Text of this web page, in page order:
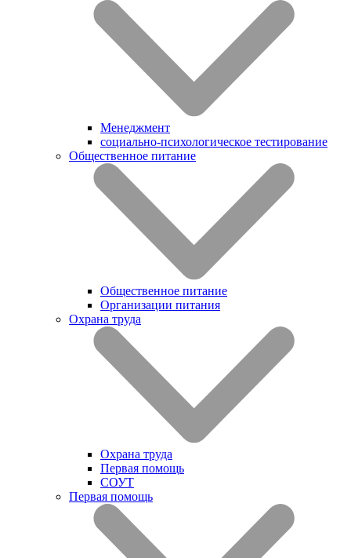
Менеджмент
социально-психологическое тестирование
Общественное питание
Общественное питание
Организации питания
Охрана труда
Охрана труда
Первая помощь
СОУТ
Первая помощь